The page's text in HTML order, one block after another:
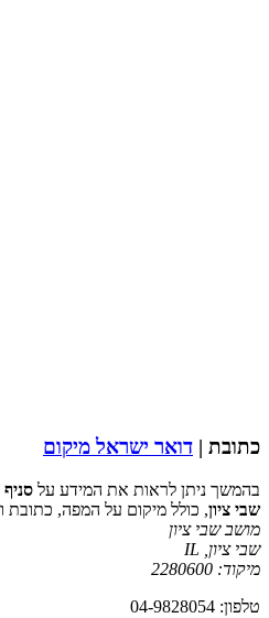
כתובת | דואר ישראל מיקום
בהמשך ניתן לראות את המידע על
שבי ציון, כולל מיקום על המפה, כתובת
מושב שבי ציון
שבי ציון IL
מיקוד: 2280600
טלפון: 04-9828054